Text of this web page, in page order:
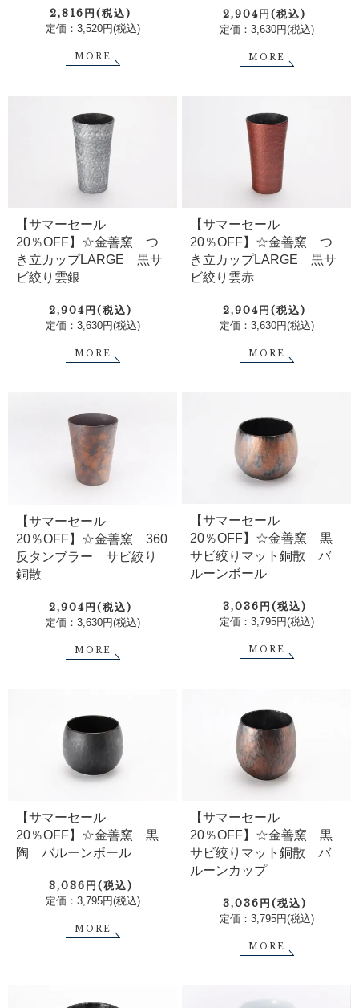
2,816円(税込)
定価：3,520円(税込)
MORE
2,904円(税込)
定価：3,630円(税込)
MORE
【サマーセール
20％OFF】☆金善窯 つ
き立カップLARGE 黒サ
ビ絞り雲銀
2,904円(税込)
定価：3,630円(税込)
MORE
【サマーセール
20％OFF】☆金善窯 つ
き立カップLARGE 黒サ
ビ絞り雲赤
2,904円(税込)
定価：3,630円(税込)
MORE
【サマーセール
20％OFF】☆金善窯 360
反タンブラー サビ絞り
銅散
2,904円(税込)
定価：3,630円(税込)
MORE
【サマーセール
20％OFF】☆金善窯 黒
サビ絞りマット銅散 バ
ルーンボール
3,036円(税込)
定価：3,795円(税込)
MORE
【サマーセール
20％OFF】☆金善窯 黒
陶 バルーンボール
3,036円(税込)
定価：3,795円(税込)
MORE
【サマーセール
20％OFF】☆金善窯 黒
サビ絞りマット銅散 バ
ルーンカップ
3,036円(税込)
定価：3,795円(税込)
MORE